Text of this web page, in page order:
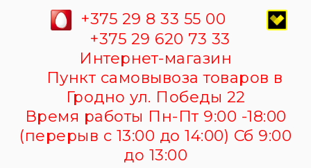
+375 29 8 33 55 00
+375 29 620 73 33
Интернет-магазин
Пункт самовывоза товаров в
Гродно ул. Победы 22
Время работы Пн-Пт 9:00 -18:00
(перерыв с 13:00 до 14:00) Сб 9:00
до 13:00